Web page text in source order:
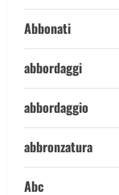
Abbonati
abbordaggi
abbordaggio
abbronzatura
Abc